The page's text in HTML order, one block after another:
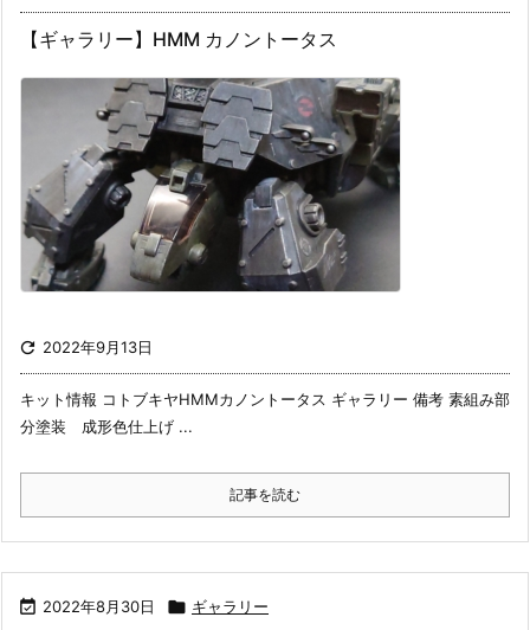
【ギャラリー】HMM カノントータス
 2022年9月13日
キット情報 コトブキヤHMMカノントータス ギャラリー 備考 素組み部
分塗装 成形色仕上げ ...
記事を読む
 2022年8月30日  ギャラリー